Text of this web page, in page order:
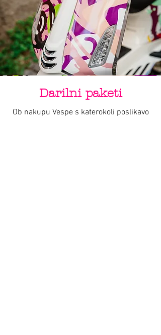
Darilni paketi
Ob nakupu Vespe s katerokoli poslikavo